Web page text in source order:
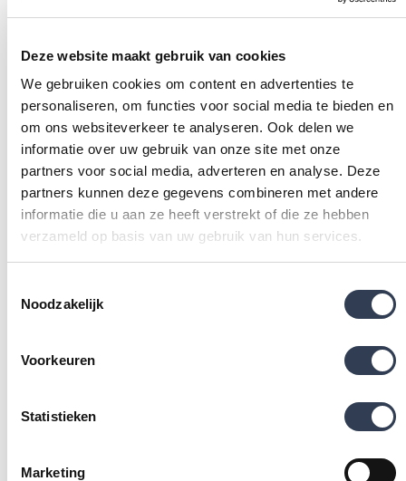
Deze website maakt gebruik van cookies
We gebruiken cookies om content en advertenties te
personaliseren, om functies voor social media te bieden en
om ons websiteverkeer te analyseren. Ook delen we
informatie over uw gebruik van onze site met onze
partners voor social media, adverteren en analyse. Deze
partners kunnen deze gegevens combineren met andere
informatie die u aan ze heeft verstrekt of die ze hebben
verzameld op basis van uw gebruik van hun services.
Noodzakelijk
Voorkeuren
Statistieken
Marketing
MOLENAAR-MONTAGE
Bij een badkamerrenovatie denk je waarschijnlijk aan
een flinke verbouwing, maar wij laten zien dat het anders
kan. Met onze unieke aanpak installeren onze eigen
douche weg en voeren alles direct voor je af. Zo hoef jij
doen?
Onze werkwijze